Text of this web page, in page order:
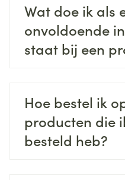
Wat doe ik als
onvoldoende
staat bij een
Hoe bestel ik
producten die
besteld heb?